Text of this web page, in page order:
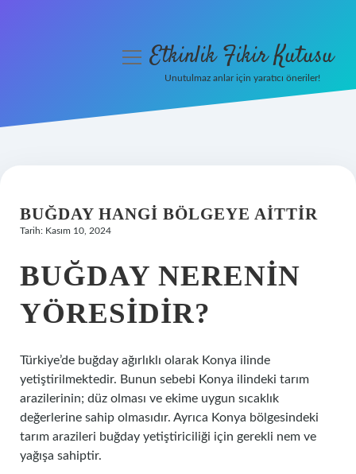
Hakkımızda
menüyüEtkinlik Fikir Kutusu
Unutulmaz anlar için yaratıcı öneriler!
BUĞDAY HANGI BÖLGEYE AITTIR
Tarih: Kasım 10, 2024
BUĞDAY NERENIN
YÖRESIDIR?
Türkiye’de buğday ağırlıklı olarak Konya ilinde
yetiştirilmektedir. Bunun sebebi Konya ilindeki tarım
arazilerinin; düz olması ve ekime uygun sıcaklık
değerlerine sahip olmasıdır. Ayrıca Konya bölgesindeki
tarım arazileri buğday yetiştiriciliği için gerekli nem ve
yağışa sahiptir.